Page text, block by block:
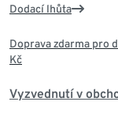
Dodací lhůta
Doprava zdarma pro
Kč
Vyzvednutí v